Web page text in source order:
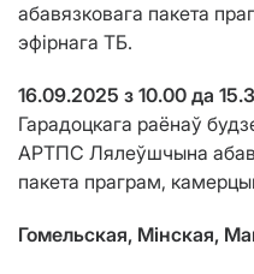
абавязковага пакета
эфірнага ТБ.
16.09.2025 з 10.00 да
Гарадоцкага раёнаў
АРТПС Лялеўшчына
пакета праграм,
Гомельская, Мінская,